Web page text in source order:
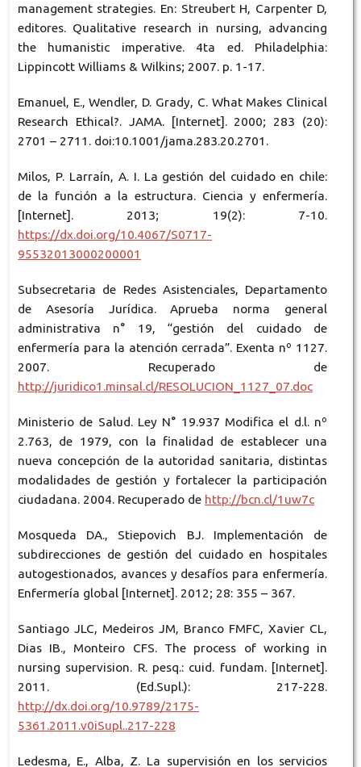
management strategies. En: Streubert H, Carpenter D,
editores. Qualitative research in nursing, advancing
the humanistic imperative. 4ta ed. Philadelphia:
Lippincott Williams & Wilkins; 2007. p. 1-17.
Emanuel, E., Wendler, D. Grady, C. What Makes Clinical
Research Ethical?. JAMA. [Internet]. 2000; 283 (20):
2701 – 2711. doi:10.1001/jama.283.20.2701.
Milos, P. Larraín, A. I. La gestión del cuidado en chile:
de la función a la estructura. Ciencia y enfermería.
[Internet]. 2013; 19(2): 7-10.
https://dx.doi.org/10.4067/S0717-
95532013000200001
Subsecretaria de Redes Asistenciales, Departamento
de Asesoría Jurídica. Aprueba norma general
administrativa n° 19, “gestión del cuidado de
enfermería para la atención cerrada”. Exenta nº 1127.
2007. Recuperado de
http://juridico1.minsal.cl/RESOLUCION_1127_07.doc
Ministerio de Salud. Ley N° 19.937 Modifica el d.l. nº
2.763, de 1979, con la finalidad de establecer una
nueva concepción de la autoridad sanitaria, distintas
modalidades de gestión y fortalecer la participación
ciudadana. 2004. Recuperado de http://bcn.cl/1uw7c
Mosqueda DA., Stiepovich BJ. Implementación de
subdirecciones de gestión del cuidado en hospitales
autogestionados, avances y desafíos para enfermería.
Enfermería global [Internet]. 2012; 28: 355 – 367.
Santiago JLC, Medeiros JM, Branco FMFC, Xavier CL,
Dias IB., Monteiro CFS. The process of working in
nursing supervision. R. pesq.: cuid. fundam. [Internet].
2011. (Ed.Supl.): 217-228.
http://dx.doi.org/10.9789/2175-
5361.2011.v0iSupl..217-228
Ledesma, E., Alba, Z. La supervisión en los servicios